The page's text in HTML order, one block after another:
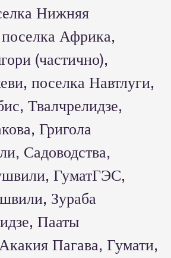
Нижняя
Африка,
(частично),
поселка Навтлуги,
Твалчрелидзе,
Григола
Садоводства,
ГуматГЭС,
Зураба
Пааты
Пагава, Гумати,